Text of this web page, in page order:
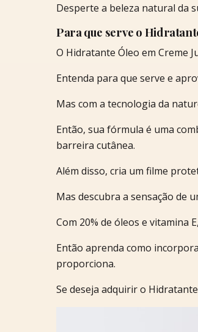
Desperte a beleza natural da
Para que serve o
O Hidratante Óleo em Creme
Entenda para que serve e
Mas com a tecnologia da
Então, sua fórmula é uma
barreira cutânea.
Além disso, cria um filme
Mas descubra a sensação de
Com 20% de óleos e vitamina
Então aprenda como
proporciona.
Se deseja adquirir o